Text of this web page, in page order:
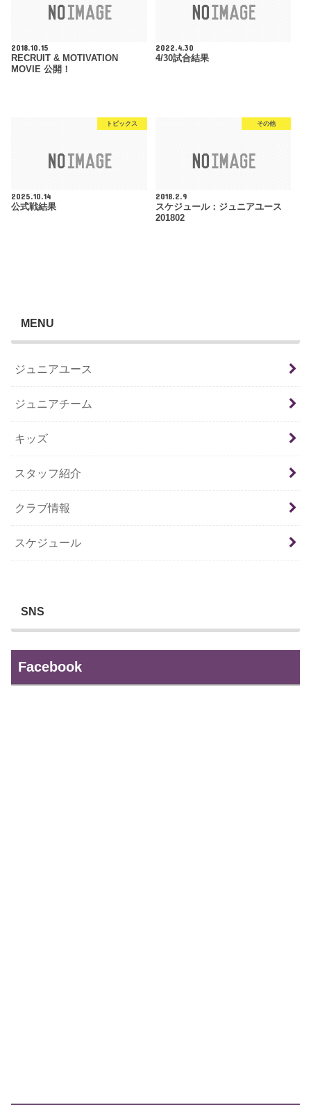
2018.10.15
RECRUIT & MOTIVATION
MOVIE 公開！
2022.4.30
4/30試合結果
トピックス
2025.10.14
公式戦結果
その他
2018.2.9
スケジュール：ジュニアユース
201802
MENU
ジュニアユース
ジュニアチーム
キッズ
スタッフ紹介
クラブ情報
スケジュール
SNS
Facebook